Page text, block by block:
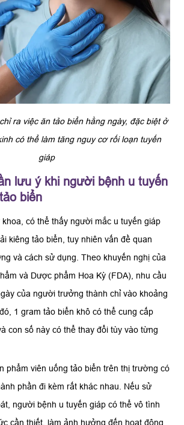
ra việc ăn tảo biển hằng ngày, đặc biệt ở
có thể làm tăng nguy cơ rối loạn tuyến
giáp
lưu ý khi người bệnh u tuyến
biển
có thể thấy người mắc u tuyến giáp
kiêng tảo biển, tuy nhiên vấn đề quan
và cách sử dụng. Theo khuyến nghị của
và Dược phẩm Hoa Kỳ (FDA), nhu cầu
của người trưởng thành chỉ vào khoảng
1 gram tảo biển khô có thể cung cấp
con số này có thể thay đổi tùy vào từng
phẩm viên uống tảo biển trên thị trường có
phần đi kèm rất khác nhau. Nếu sử
người bệnh u tuyến giáp có thể vô tình
cần thiết, làm ảnh hưởng đến hoạt động